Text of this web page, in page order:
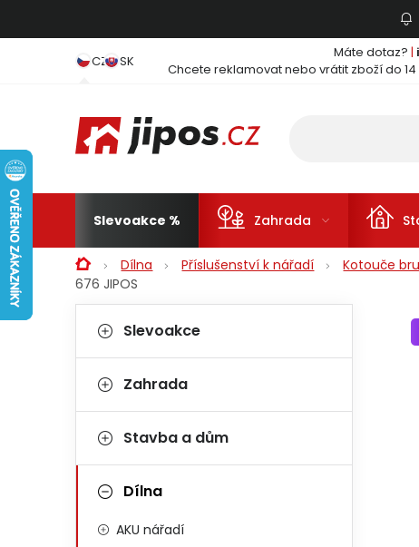
CZ SK Máte dotaz? |
Chcete reklamovat nebo vrátit zboží do 14
Slevoakce Zahrada
DomůDílna Příslušenství k nářadí Kotouče
676 JIPOS
Postranní panel
Kategorie
Slevoakce
Zahrada
Stavba a dům
Dílna
AKU nářadí